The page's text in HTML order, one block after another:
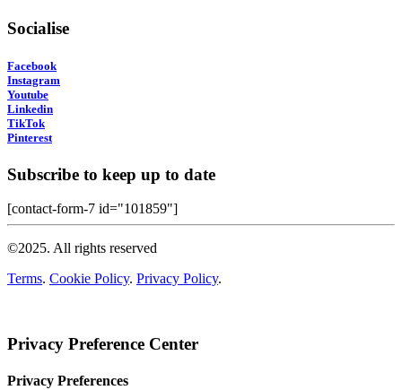
Socialise
Facebook
Instagram
Youtube
Linkedin
TikTok
Pinterest
Subscribe to keep up to date
[contact-form-7 id="101859"]
©2025. All rights reserved
Terms. Cookie Policy. Privacy Policy.
Privacy Preference Center
Privacy Preferences